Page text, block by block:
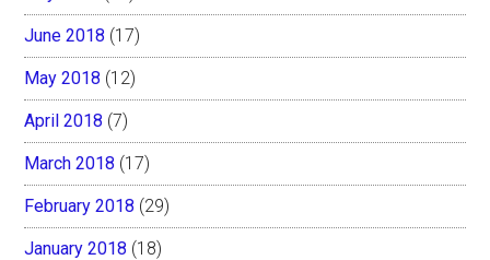
June 2018 (17)
May 2018 (12)
April 2018 (7)
March 2018 (17)
February 2018 (29)
January 2018 (18)